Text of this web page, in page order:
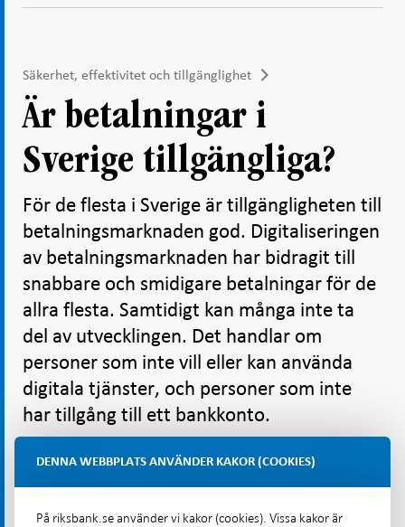
Säkerhet, effektivitet och tillgänglighet
Är betalningar i
Sverige tillgängliga?
För de flesta i Sverige är tillgängligheten till
betalningsmarknaden god. Digitaliseringen
av betalningsmarknaden har bidragit till
snabbare och smidigare betalningar för de
allra flesta. Samtidigt kan många inte ta
del av utvecklingen. Det handlar om
personer som inte vill eller kan använda
digitala tjänster, och personer som inte
har tillgång till ett bankkonto.
DENNA WEBBPLATS ANVÄNDER KAKOR (COOKIES)
På riksbank.se använder vi kakor (cookies). Vissa kakor är